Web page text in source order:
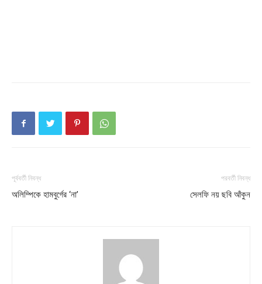
পূর্ববর্তী নিবন্ধ
অলিম্পিকে হামবুর্গের ‘না’
পরবর্তী নিবন্ধ
সেলফি নয় ছবি আঁকুন